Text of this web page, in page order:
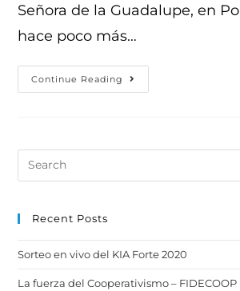
Señora de la Guadalupe, en
hace poco más…
Continue Reading
Recent Posts
Sorteo en vivo del KIA Forte 2020
La fuerza del Cooperativismo – FIDECOOP